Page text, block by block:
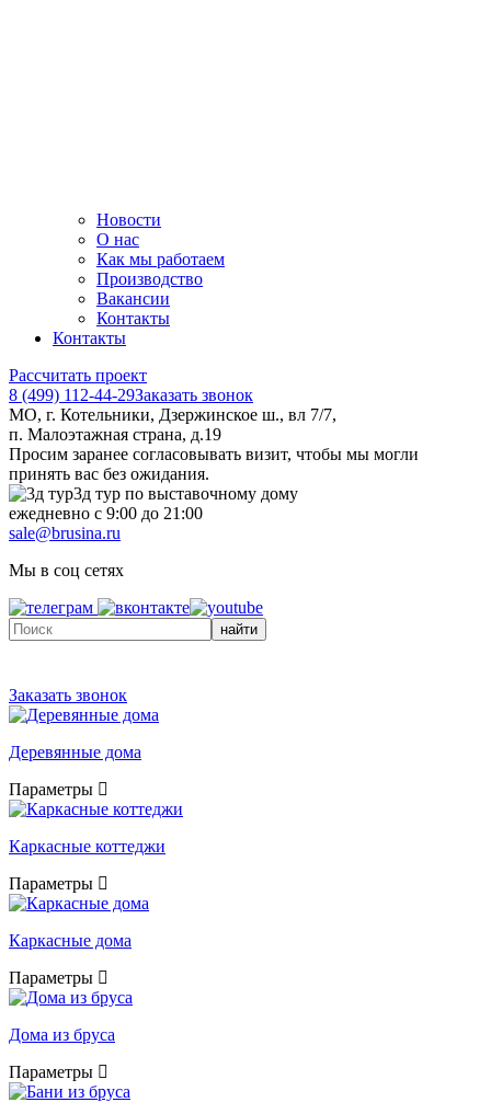
Новости
О нас
Как мы работаем
Производство
Вакансии
Контакты
Контакты
Рассчитать проект
8 (499) 112-44-29Заказать звонок
МО, г. Котельники, Дзержинское ш., вл 7/7,
п. Малоэтажная страна, д.19
Просим заранее согласовывать визит, чтобы мы могли
принять вас без ожидания.
3д тур по выставочному дому
ежедневно с 9:00 до 21:00
sale@brusina.ru
Мы в соц сетях
найти
Заказать звонок
Деревянные дома
Параметры
Каркасные коттеджи
Параметры
Каркасные дома
Параметры
Дома из бруса
Параметры